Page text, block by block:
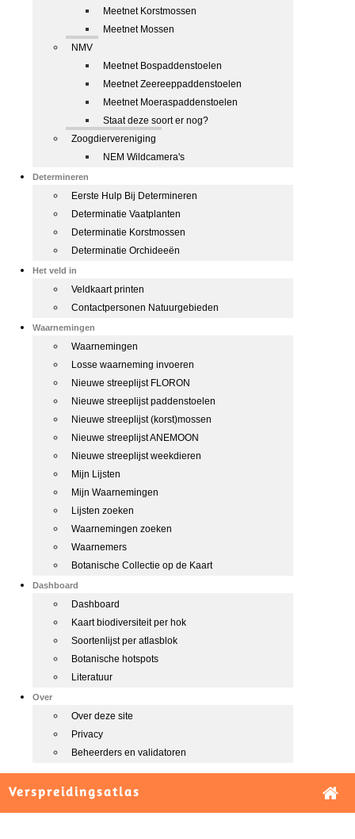
Meetnet Korstmossen
Meetnet Mossen
NMV
Meetnet Bospaddenstoelen
Meetnet Zeereeppaddenstoelen
Meetnet Moeraspaddenstoelen
Staat deze soort er nog?
Zoogdiervereniging
NEM Wildcamera's
Determineren
Eerste Hulp Bij Determineren
Determinatie Vaatplanten
Determinatie Korstmossen
Determinatie Orchideeën
Het veld in
Veldkaart printen
Contactpersonen Natuurgebieden
Waarnemingen
Waarnemingen
Losse waarneming invoeren
Nieuwe streeplijst FLORON
Nieuwe streeplijst paddenstoelen
Nieuwe streeplijst (korst)mossen
Nieuwe streeplijst ANEMOON
Nieuwe streeplijst weekdieren
Mijn Lijsten
Mijn Waarnemingen
Lijsten zoeken
Waarnemingen zoeken
Waarnemers
Botanische Collectie op de Kaart
Dashboard
Dashboard
Kaart biodiversiteit per hok
Soortenlijst per atlasblok
Botanische hotspots
Literatuur
Over
Over deze site
Privacy
Beheerders en validatoren
Verspreidingsatlas